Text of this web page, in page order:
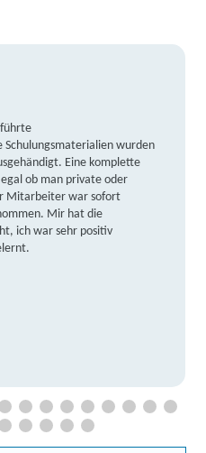
wurden
Eine komplette
ob man private oder
Mitarbeiter war sofort
Mir hat die
ich war sehr positiv